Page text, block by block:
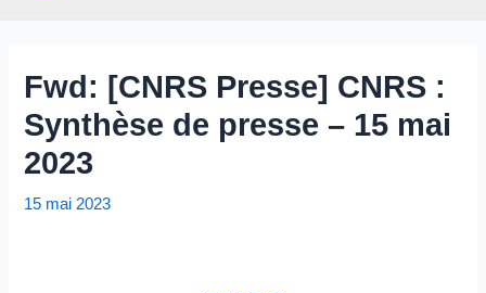
Fwd: [CNRS Presse] CNRS :
Synthèse de presse – 15 mai
2023
15 mai 2023